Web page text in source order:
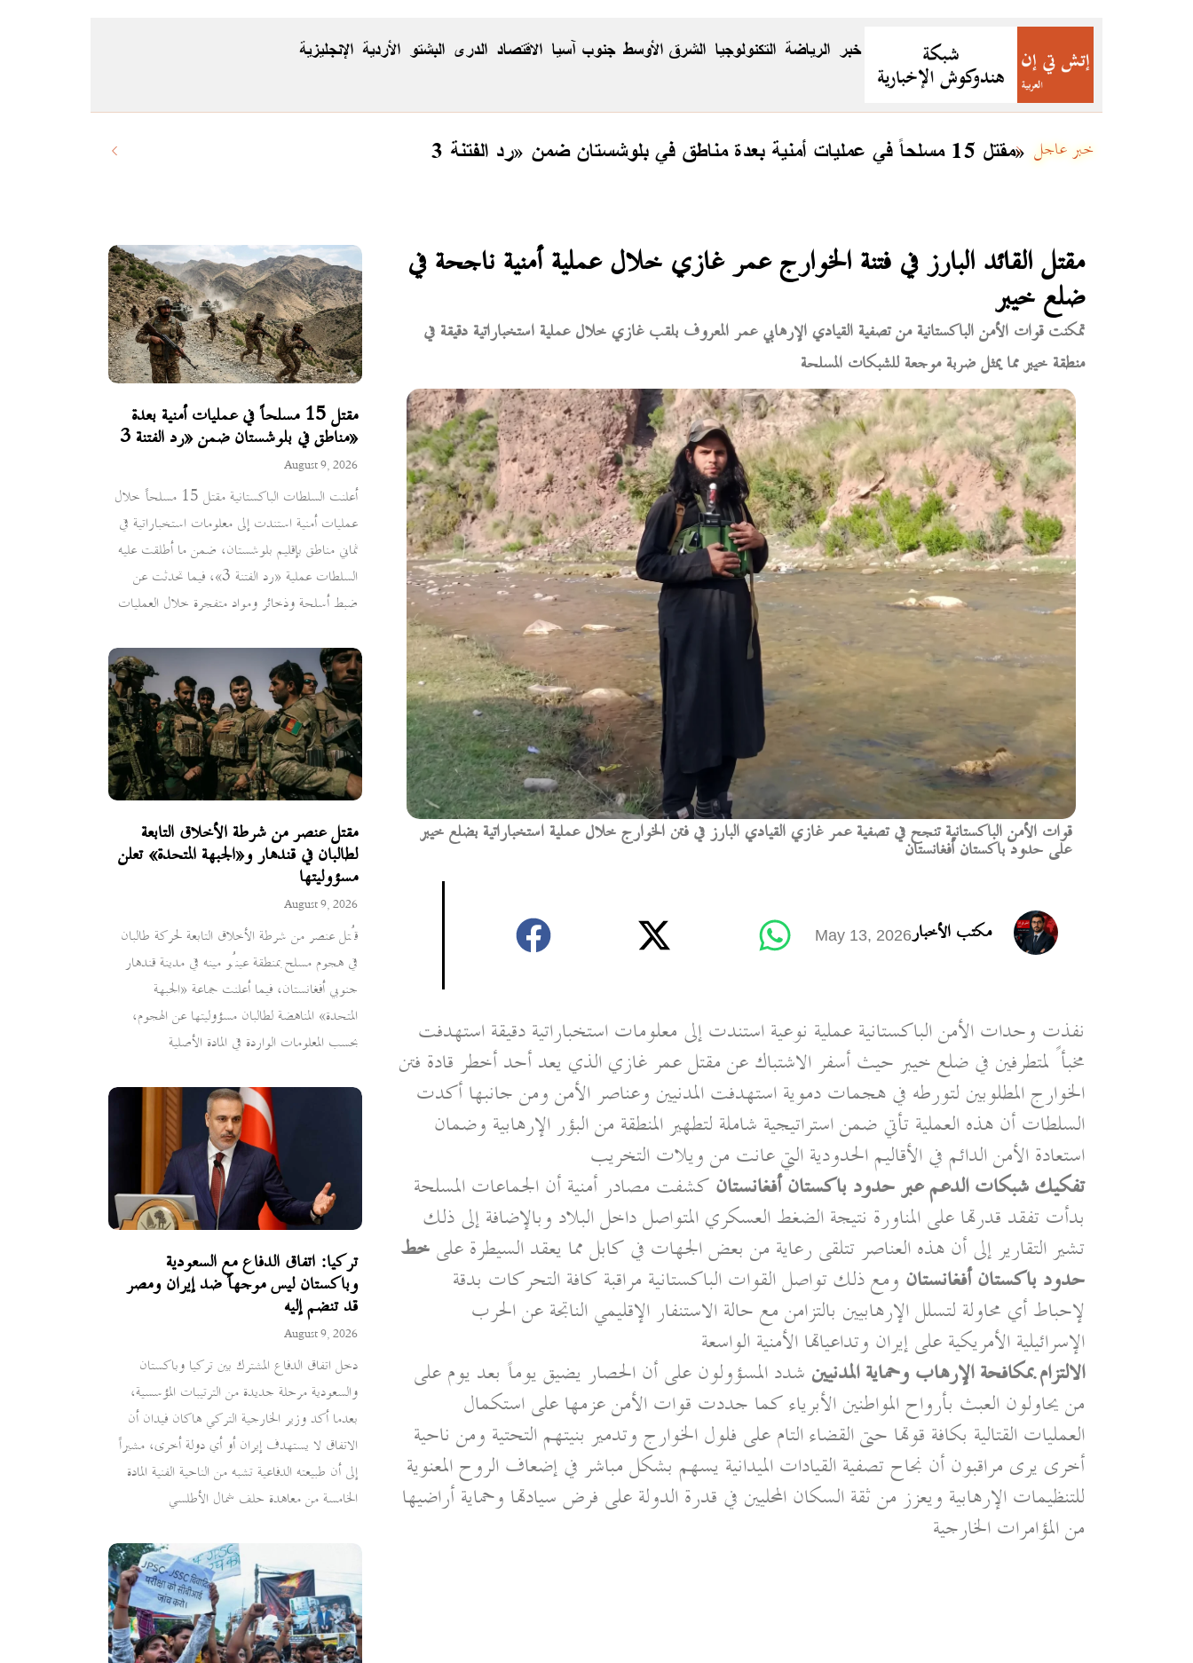
الاقتصاد جنوب آسيا الشرق الأوسط التكنولوجيا الرياضة خبر الإنجليزية الأردية البشتو الدری
مقتل 15 مسلحاً في عمليات أمنية بعدة مناطق في بلوشستان ضمن «رد الفتنة 3» خبر عاجل
مقتل 15 مسلحاً في عمليات أمنية بعدة
مناطق في بلوشستان ضمن «رد الفتنة 3»
August 9, 2026
أعلنت السلطات الباكستانية مقتل 15 مسلحاً خلال
عمليات أمنية استندت إلى معلومات استخباراتية في
ثماني مناطق بإقليم بلوشستان، ضمن ما أطلقت عليه
السلطات عملية «رد الفتنة 3»، فيما تحدثت عن
ضبط أسلحة وذخائر ومواد متفجرة خلال العمليات
مقتل عنصر من شرطة الأخلاق التابعة
لطالبان في قندهار و«الجبهة المتحدة» تعلن
مسؤوليتها
August 9, 2026
قُتل عنصر من شرطة الأخلاق التابعة لحركة طالبان
في هجوم مسلح بمنطقة عينُو مينه في مدينة قندهار
جنوبي أفغانستان، فيما أعلنت جماعة «الجبهة
المتحدة» المناهضة لطالبان مسؤوليتها عن الهجوم،
بحسب المعلومات الواردة في المادة الأصلية
تركيا: اتفاق الدفاع مع السعودية
وباكستان ليس موجهاً ضد إيران ومصر
قد تنضم إليه
August 9, 2026
دخل اتفاق الدفاع المشترك بين تركيا وباكستان
والسعودية مرحلة جديدة من الترتيبات المؤسسية،
بعدما أكد وزير الخارجية التركي هاكان فيدان أن
الاتفاق لا يستهدف إيران أو أي دولة أخرى، مشيراً
إلى أن طبيعته الدفاعية تشبه من الناحية الفنية المادة
الخامسة من معاهدة حلف شمال الأطلسي
مقتل القائد البارز في فتنة الخوارج عمر غازي خلال عملية أمنية ناجحة في
ضلع خيبر
تمكنت قوات الأمن الباكستانية من تصفية القيادي الإرهابي عمر المعروف بلقب غازي خلال عملية استخباراتية دقيقة في
منطقة خيبر مما يمثل ضربة موجعة للشبكات المسلحة
قوات الأمن الباكستانية تنجح في تصفية عمر غازي القيادي البارز في فتن الخوارج خلال عملية استخباراتية بضلع خيبر
على حدود باكستان أفغانستان
مكتب الأخبارMay 13, 2026
نفذت وحدات الأمن الباكستانية عملية نوعية استندت إلى معلومات استخباراتية دقيقة استهدفت
مخبأً لمتطرفين في ضلع خيبر حيث أسفر الاشتباك عن مقتل عمر غازي الذي يعد أحد أخطر قادة فتن
الخوارج المطلوبين لتورطه في هجمات دموية استهدفت المدنيين وعناصر الأمن ومن جانبها أكدت
السلطات أن هذه العملية تأتي ضمن استراتيجية شاملة لتطهير المنطقة من البؤر الإرهابية وضمان
استعادة الأمن الدائم في الأقاليم الحدودية التي عانت من ويلات التخريب
تفكيك شبكات الدعم عبر حدود باكستان أفغانستانكشفت مصادر أمنية أن الجماعات المسلحة
بدأت تفقد قدرتها على المناورة نتيجة الضغط العسكري المتواصل داخل البلاد وبالإضافة إلى ذلك
تشير التقارير إلى أن هذه العناصر تتلقى رعاية من بعض الجهات في كابل مما يعقد السيطرة علىخط
حدود باكستان أفغانستان ومع ذلك تواصل القوات الباكستانية مراقبة كافة التحركات بدقة
لإحباط أي محاولة لتسلل الإرهابيين بالتزامن مع حالة الاستنفار الإقليمي الناتجة عن الحرب
الإسرائيلية الأمريكية على إيران وتداعياتها الأمنية الواسعة
الالتزام بمكافحة الإرهاب وحماية المدنيين شدد المسؤولون على أن الحصار يضيق يوماً بعد يوم على
من يحاولون العبث بأرواح المواطنين الأبرياء كما جددت قوات الأمن عزمها على استكمال
العمليات القتالية بكافة قوتها حتى القضاء التام على فلول الخوارج وتدمير بنيتهم التحتية ومن ناحية
أخرى يرى مراقبون أن نجاح تصفية القيادات الميدانية يسهم بشكل مباشر في إضعاف الروح المعنوية
للتنظيمات الإرهابية ويعزز من ثقة السكان المحليين في قدرة الدولة على فرض سيادتها وحماية أراضيها
من المؤامرات الخارجية